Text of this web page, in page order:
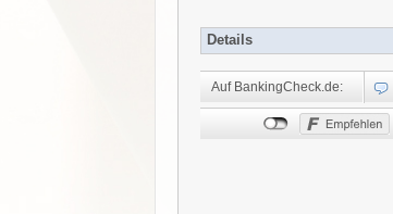
Details
Auf BankingCheck.de: